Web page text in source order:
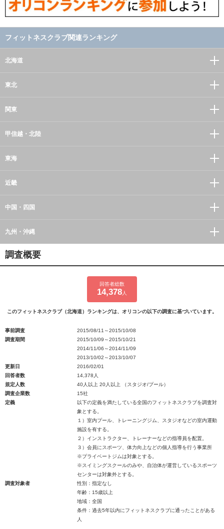
フィットネスクラブ関連ランキング
北海道
東北
関東
甲信越・北陸
東海
近畿
中国・四国
九州・沖縄
調査概要
回答者総数
14,378 人
このフィットネスクラブ（北海道）ランキングは、オリコンの以下の調査に基づいています。
事前調査
2015/08/11～2015/10/08
調査期間
2015/10/09～2015/10/21
2014/11/06～2014/11/09
2013/10/02～2013/10/07
更新日
2016/02/01
回答者数
14,378人
規定人数
40人以上 20人以上 （スタジオ/プール）
調査企業数
15社
定義
以下の定義を満たしている全国のフィットネスクラブを調査対
象とする。
１）室内プール、トレーニングジム、スタジオなどの室内運動
施設を有する。
２）インストラクター、トレーナーなどの指導員を配置。
３）会員にスポーツ、体力向上などの個人指導を行う事業所
※プライベートジムは対象とする。
※スイミングスクールのみや、自治体が運営しているスポーツ
センターは対象外とする。
調査対象者
性別：指定なし
年齢：15歳以上
地域：全国
条件：過去5年以内にフィットネスクラブに通ったことがある
人